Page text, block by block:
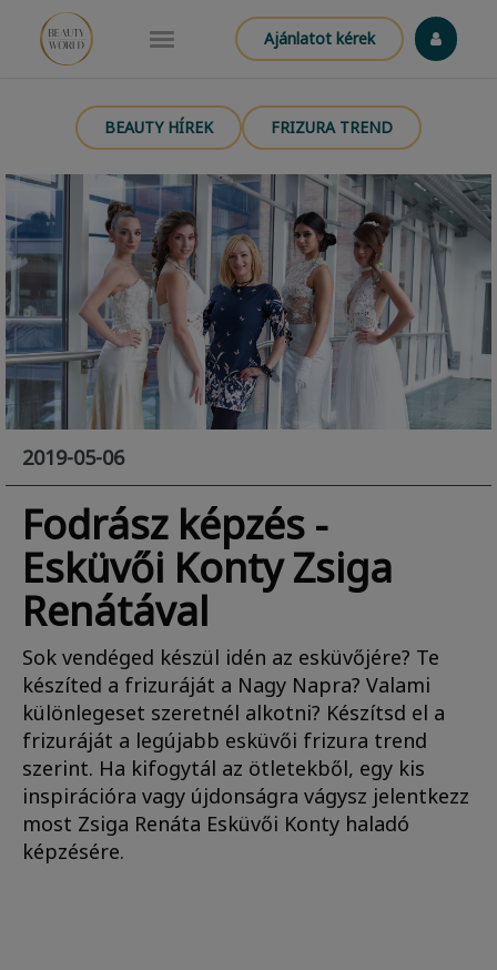
Ajánlatot kérek
BEAUTY HÍREK FRIZURA TREND
2019-05-06
Fodrász képzés -
Esküvői Konty Zsiga
Renátával
Sok vendéged készül idén az esküvőjére? Te
készíted a frizuráját a Nagy Napra? Valami
különlegeset szeretnél alkotni? Készítsd el a
frizuráját a legújabb esküvői frizura trend
szerint. Ha kifogytál az ötletekből, egy kis
inspirációra vagy újdonságra vágysz jelentkezz
most Zsiga Renáta Esküvői Konty haladó
képzésére.